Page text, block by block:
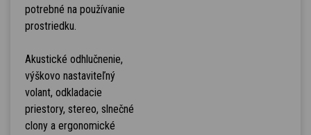
potrebné na používanie
prostriedku.
Akustické odhlučnenie,
výškovo nastaviteľný
volant, odkladacie
priestory, stereo, slnečné
clony a ergonomické